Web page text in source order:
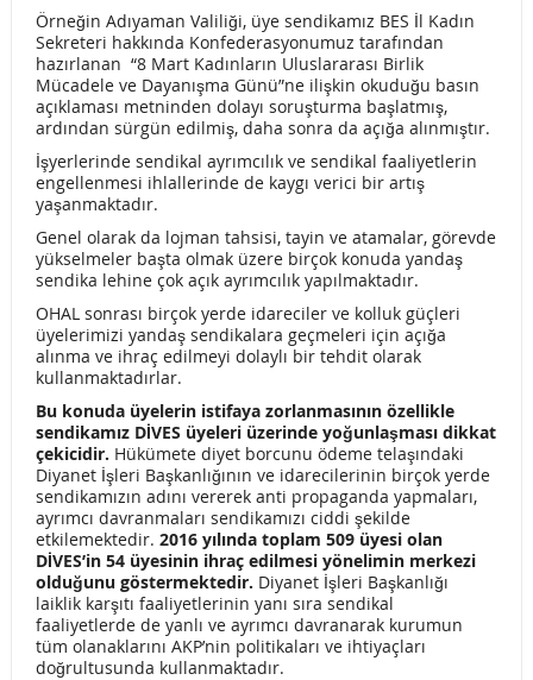
Hukuksuz ve Keyfi Uygulamalar Konusunda Görüşme
Gerçekleştirdi!
İŞİMİZE ve GELECEĞİMİZE SAHİP ÇIKMAK İÇİN ­­­YOLA ÇIKTIK,
GELİYORUZ!
ÖZGÜZ BASIN SUSTURULAMAZ!
İŞİMİZE ve GELECEĞİMİZE SAHİP ÇIKIYORUZ,BU AĞIR
SALDIRIYI’DA PÜSKÜRTECEĞİZ!
HAKSIZLIĞA,HUKUKSUZLUĞA OHAL’E KARŞI DİRENMEK
HAKTIR
SAVAŞSIZ BİR DÜNYA DİLEĞİYLE
7 SORUDA ZORUNLU BİREYSEL EMEKLİLİK SİSTEMİ!
MEMURLARIN MAAŞLARINDAN 600 LİRA KESİNTİ
RESMİLEŞTİ
CHP GENEL BAŞKANI KEMAL KILIÇDAROĞLUNA YAPILAN
SALDIRIYI KINIYORUZ
Örneğin Adıyaman Valiliği, üye sendikamız BES İl Kadın
Sekreteri hakkında Konfederasyonumuz tarafından
hazırlanan “8 Mart Kadınların Uluslararası Birlik
Mücadele ve Dayanışma Günü”ne ilişkin okuduğu basın
açıklaması metninden dolayı soruşturma başlatmış,
ardından sürgün edilmiş, daha sonra da açığa alınmıştır.
İşyerlerinde sendikal ayrımcılık ve sendikal faaliyetlerin
engellenmesi ihlallerinde de kaygı verici bir artış
yaşanmaktadır.
Genel olarak da lojman tahsisi, tayin ve atamalar, görevde
yükselmeler başta olmak üzere birçok konuda yandaş
sendika lehine çok açık ayrımcılık yapılmaktadır.
OHAL sonrası birçok yerde idareciler ve kolluk güçleri
üyelerimizi yandaş sendikalara geçmeleri için açığa
alınma ve ihraç edilmeyi dolaylı bir tehdit olarak
kullanmaktadırlar.
Bu konuda üyelerin istifaya zorlanmasının özellikle
sendikamız DİVES üyeleri üzerinde yoğunlaşması dikkat
çekicidir. Hükümete diyet borcunu ödeme telaşındaki
Diyanet İşleri Başkanlığının ve idarecilerinin birçok yerde
sendikamızın adını vererek anti propaganda yapmaları,
ayrımcı davranmaları sendikamızı ciddi şekilde
etkilemektedir. 2016 yılında toplam 509 üyesi olan
DİVES’in 54 üyesinin ihraç edilmesi yönelimin merkezi
olduğunu göstermektedir. Diyanet İşleri Başkanlığı
laiklik karşıtı faaliyetlerinin yanı sıra sendikal
faaliyetlerde de yanlı ve ayrımcı davranarak kurumun
tüm olanaklarını AKP’nin politikaları ve ihtiyaçları
doğrultusunda kullanmaktadır.